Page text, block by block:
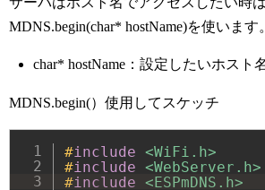
MDNS.begin(char* hostName)を使います。
char* hostName：設定したいホスト
MDNS.begin(）使用してスケッチ
#include <WiFi.h>
#include <WebServer.h>
#include <ESPmDNS.h>